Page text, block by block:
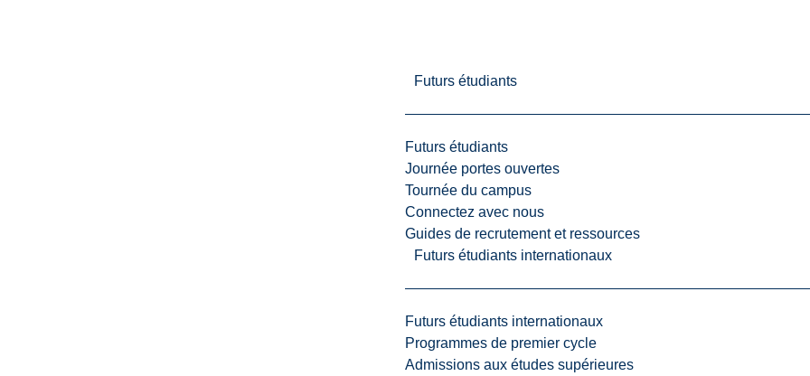
Futurs étudiants
Futurs étudiants
Journée portes ouvertes
Tournée du campus
Connectez avec nous
Guides de recrutement et ressources
Futurs étudiants internationaux
Futurs étudiants internationaux
Programmes de premier cycle
Admissions aux études supérieures